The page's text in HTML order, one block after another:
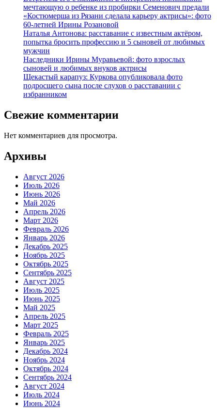
мечтающую о ребенке из пробирки Семенович предали
«Костюмерша из Рязани сделала карьеру актрисы»: фото
60-летней Ирины Розановой
Наталья Антонова: расставание с известным актёром,
попытка бросить профессию и 5 сыновей от любимых
мужчин
Наследники Ирины Муравьевой: фото взрослых
сыновей и любимых внуков актрисы
Щекастый карапуз: Куркова опубликовала фото
подросшего сына после слухов о расставании с
избранником
Свежие комментарии
Нет комментариев для просмотра.
Архивы
Август 2026
Июль 2026
Июнь 2026
Май 2026
Апрель 2026
Март 2026
Февраль 2026
Январь 2026
Декабрь 2025
Ноябрь 2025
Октябрь 2025
Сентябрь 2025
Август 2025
Июль 2025
Июнь 2025
Май 2025
Апрель 2025
Март 2025
Февраль 2025
Январь 2025
Декабрь 2024
Ноябрь 2024
Октябрь 2024
Сентябрь 2024
Август 2024
Июль 2024
Июнь 2024